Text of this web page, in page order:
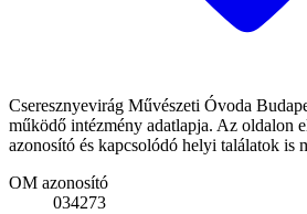
Cseresznyevirág Művészeti Óvoda
működő intézmény adatlapja. Az oldalon
azonosító és kapcsolódó helyi találatok is
OM azonosító
034273